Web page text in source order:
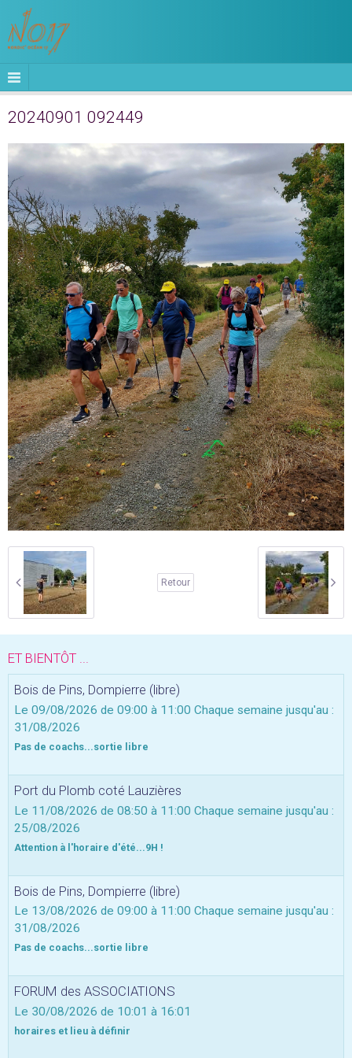
20240901 092449
Retour
ET BIENTÔT ...
Bois de Pins, Dompierre (libre)
Le 09/08/2026 de 09:00 à 11:00 Chaque semaine jusqu'au :
31/08/2026
Pas de coachs...sortie libre
Port du Plomb coté Lauzières
Le 11/08/2026 de 08:50 à 11:00 Chaque semaine jusqu'au :
25/08/2026
Attention à l'horaire d'été...9H !
Bois de Pins, Dompierre (libre)
Le 13/08/2026 de 09:00 à 11:00 Chaque semaine jusqu'au :
31/08/2026
Pas de coachs...sortie libre
FORUM des ASSOCIATIONS
Le 30/08/2026 de 10:01 à 16:01
horaires et lieu à définir